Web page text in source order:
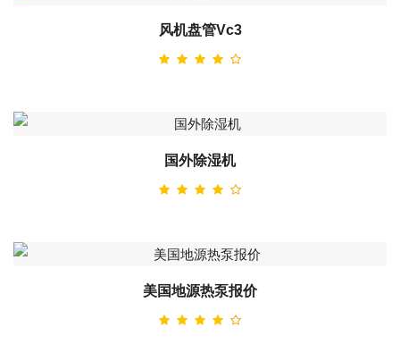
风机盘管vc3
国外除湿机
美国地源热泵报价